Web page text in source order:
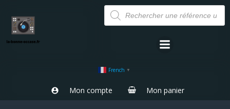
Aller
au
contenu
Recherche
de
produits
French ▼
Mon compte Mon panier